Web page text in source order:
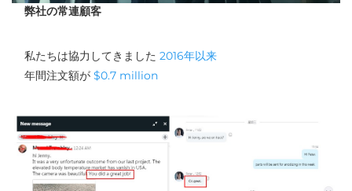
弊社の常連顧客
私たちは協力してきました 2016年以来
年間注文額が $0.7 million